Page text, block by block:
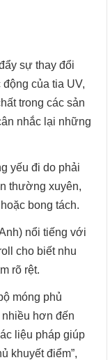
sự thay đổi
của tia UV,
trong các sản
nhắc lại những
yếu đi do phải
thường xuyên,
bong tách.
nổi tiếng với
cho biết nhu
rõ rệt.
móng phủ
nhiều hơn đến
liệu pháp giúp
khuyết điểm”,